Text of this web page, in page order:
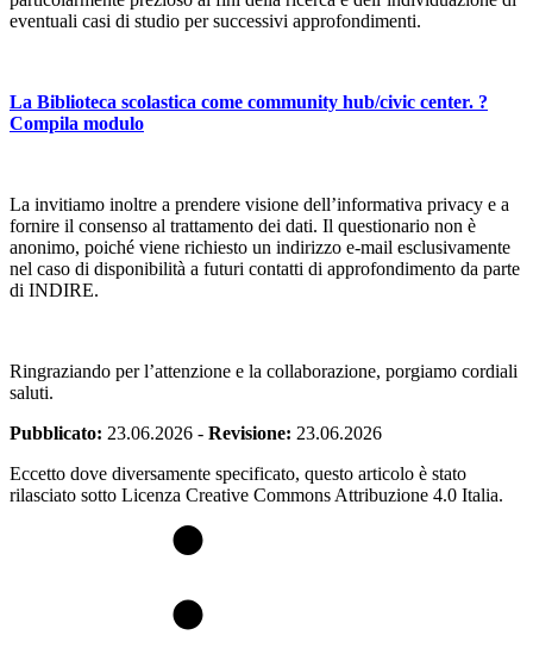
eventuali casi di studio per successivi approfondimenti.
La Biblioteca scolastica come community hub/civic center. ?
Compila modulo
La invitiamo inoltre a prendere visione dell’informativa privacy e a
fornire il consenso al trattamento dei dati. Il questionario non è
anonimo, poiché viene richiesto un indirizzo e-mail esclusivamente
nel caso di disponibilità a futuri contatti di approfondimento da parte
di INDIRE.
Ringraziando per l’attenzione e la collaborazione, porgiamo cordiali
saluti.
Pubblicato: 23.06.2026 - Revisione: 23.06.2026
Eccetto dove diversamente specificato, questo articolo è stato
rilasciato sotto Licenza Creative Commons Attribuzione 4.0 Italia.